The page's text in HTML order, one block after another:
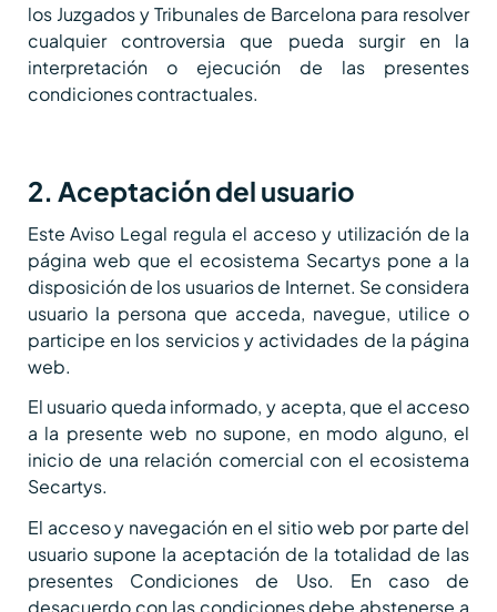
los Juzgados y Tribunales de Barcelona para resolver
cualquier controversia que pueda surgir en la
interpretación o ejecución de las presentes
condiciones contractuales.
2. Aceptación del usuario
Este Aviso Legal regula el acceso y utilización de la
página web que el ecosistema Secartys pone a la
disposición de los usuarios de Internet. Se considera
usuario la persona que acceda, navegue, utilice o
participe en los servicios y actividades de la página
web.
El usuario queda informado, y acepta, que el acceso
a la presente web no supone, en modo alguno, el
inicio de una relación comercial con el ecosistema
Secartys.
El acceso y navegación en el sitio web por parte del
usuario supone la aceptación de la totalidad de las
presentes Condiciones de Uso. En caso de
desacuerdo con las condiciones debe abstenerse a